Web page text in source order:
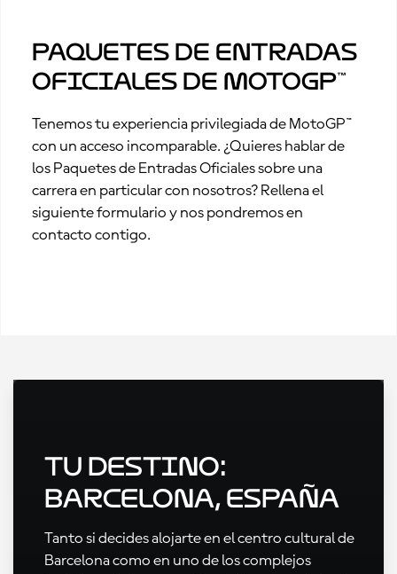
Paquetes de Entradas
Oficiales de MotoGP™
Tenemos tu experiencia privilegiada de MotoGP™
con un acceso incomparable. ¿Quieres hablar de
los Paquetes de Entradas Oficiales sobre una
carrera en particular con nosotros? Rellena el
siguiente formulario y nos pondremos en
contacto contigo.
Tu destino:
Barcelona, España
Tanto si decides alojarte en el centro cultural de
Barcelona como en uno de los complejos